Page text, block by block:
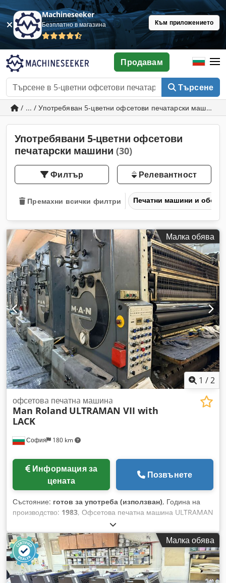
Machineseeker
Безплатно в магазина Към приложението
Търсене
Продавам
/ ... / Употребяван 5-цветни офсетови печатарски машини
Употребявани 5-цветни офсетови
печатарски машини (30)
Филтър Релевантност
Премахни всички филтри Печатни машини и
Малка обява
1 /2
София 180 km
офсетовa печатнa машинa
Man Roland ULTRAMAN VII with
LACK
Информация за
цената
Позвънете
Състояние: готов за употреба (използван), Година на
производство: 1983, Офсетова печатна машина ULTRAMAN
VII AGS/1983 Максимален размер на листа: 1120x1600 мм
Минимален размер на листа: 600x800 мм Печат в 5
цветови секции + 1 секция за дисперсионен лак IR сушене
алкохолно овлажняване и охлаждане Бързи пластинени
държачи Dkodpsy U Ufdefx Aa Tor Машината е в много
добро работно състояние.
Малка обява